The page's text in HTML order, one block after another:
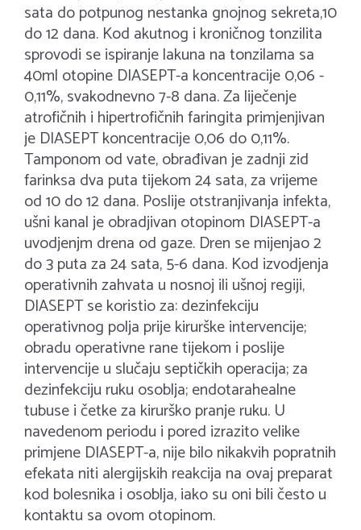
sata do potpunog nestanka gnojnog sekreta,10
do 12 dana. Kod akutnog i kroničnog tonzilita
sprovodi se ispiranje lakuna na tonzilama sa
40ml otopine DIASEPT-a koncentracije 0,06 -
0,11%, svakodnevno 7-8 dana. Za liječenje
atrofičnih i hipertrofičnih faringita primjenjivan
je DIASEPT koncentracije 0,06 do 0,11%.
Tamponom od vate, obrađivan je zadnji zid
farinksa dva puta tijekom 24 sata, za vrijeme
od 10 do 12 dana. Poslije otstranjivanja infekta,
ušni kanal je obradjivan otopinom DIASEPT-a
uvodjenjm drena od gaze. Dren se mijenjao 2
do 3 puta za 24 sata, 5-6 dana. Kod izvodjenja
operativnih zahvata u nosnoj ili ušnoj regiji,
DIASEPT se koristio za: dezinfekciju
operativnog polja prije kirurške intervencije;
obradu operativne rane tijekom i poslije
intervencije u slučaju septičkih operacija; za
dezinfekciju ruku osoblja; endotarahealne
tubuse i četke za kirurško pranje ruku. U
navedenom periodu i pored izrazito velike
primjene DIASEPT-a, nije bilo nikakvih popratnih
efekata niti alergijskih reakcija na ovaj preparat
kod bolesnika i osoblja, iako su oni bili često u
kontaktu sa ovom otopinom.